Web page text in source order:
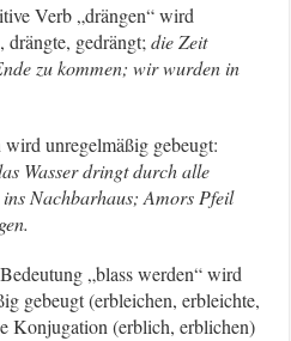
Verb „drängen“ wird
drängte, gedrängt;die Zeit
zu kommen; wir wurden in
unregelmäßig gebeugt:
Wasser dringt durch alle
Nachbarhaus; Amors Pfeil
„blass werden“ wird
gebeugt (erbleichen, erbleichte,
Konjugation (erblich, erblichen)